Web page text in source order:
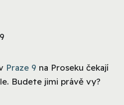
Praze 9 na Proseku čekají
Budete jimi právě vy?